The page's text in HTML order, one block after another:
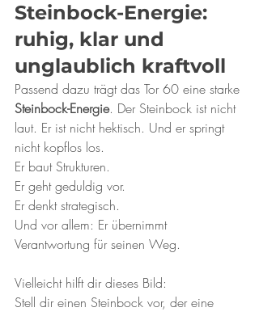
Steinbock-Energie:
ruhig, klar und
unglaublich kraftvoll
Passend dazu trägt das Tor 60 eine starke
Steinbock-Energie. Der Steinbock ist nicht
laut. Er ist nicht hektisch. Und er springt
nicht kopflos los.
Er baut Strukturen.
Er geht geduldig vor.
Er denkt strategisch.
Und vor allem: Er übernimmt
Verantwortung für seinen Weg.
Vielleicht hilft dir dieses Bild:
Stell dir einen Steinbock vor, der eine